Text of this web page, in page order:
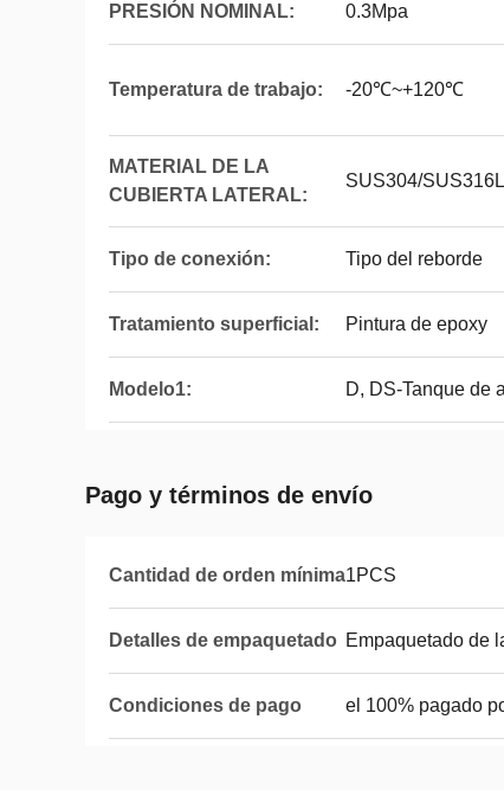
PRESIÓN NOMINAL: 0.3Mpa
Temperatura de trabajo: -20℃~+120℃
MATERIAL DE LA
CUBIERTA LATERAL:
SUS304/SUS316L
Tipo de conexión: Tipo del reborde
Tratamiento superficial: Pintura de epoxy
Modelo1: D, DS-Tanque de
Pago y términos de envío
Cantidad de orden mínima1PCS
Detalles de empaquetado Empaquetado de
Condiciones de pago el 100% pagado